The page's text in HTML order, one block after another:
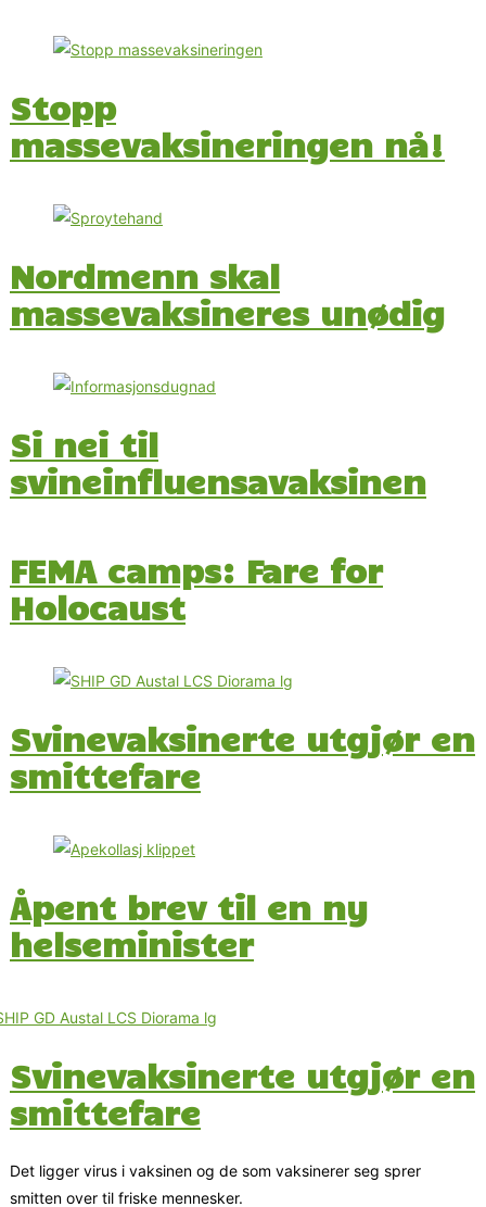
Stopp
massevaksineringen nå!
Nordmenn skal
massevaksineres unødig
Si nei til
svineinfluensavaksinen
FEMA camps: Fare for
Holocaust
Svinevaksinerte utgjør en
smittefare
Åpent brev til en ny
helseminister
Svinevaksinerte utgjør en
smittefare
Det ligger virus i vaksinen og de som vaksinerer seg sprer
smitten over til friske mennesker.